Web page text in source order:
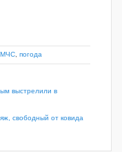
МЧС погода
выстрелили в
свободный от ковида